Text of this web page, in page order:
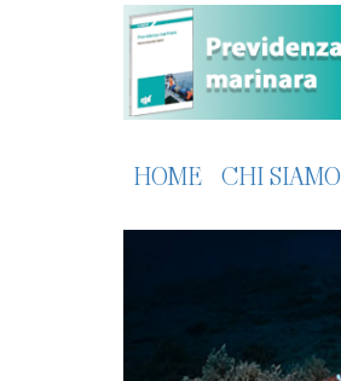
HOME CHI SIAMO